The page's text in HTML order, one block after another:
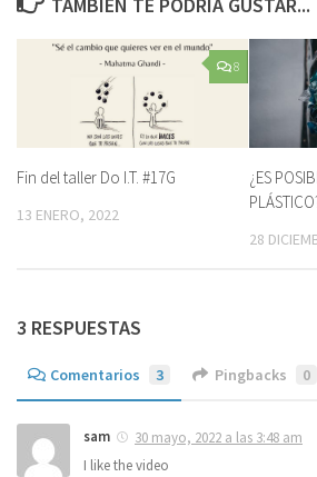
TAMBIÉN TE PODRÍA GUSTAR...
8
Fin del taller Do I.T. #17G
13 ENERO, 2022
¿ES
28
3 RESPUESTAS
Comentarios 3 Pingbacks 0
sam
30 mayo, 2022 a las 3:48 am
I like the video